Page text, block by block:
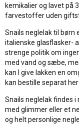
kemikalier og lavet på
farvestoffer uden
Snails neglelak til børn
italienske glasflasker-
strenge politik om
med vand og sæbe,
kan I give lakken en
kan bestille separat
Snails neglelak findes
med glimmer eller et
og helt personlige